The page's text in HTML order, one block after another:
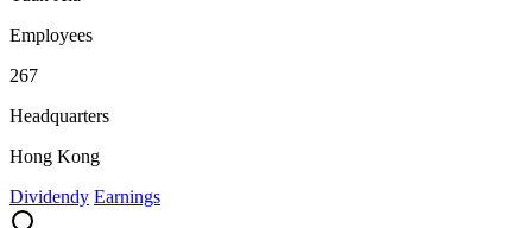
Employees
267
Headquarters
Hong Kong
Dividendy Earnings